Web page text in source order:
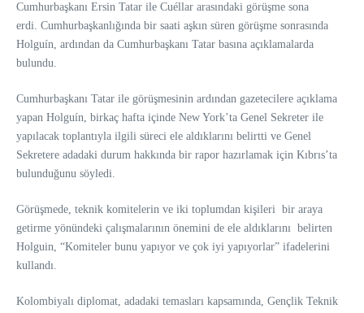
Cumhurbaşkanı Ersin Tatar ile Cuéllar arasındaki görüşme sona
erdi. Cumhurbaşkanlığında bir saati aşkın süren görüşme sonrasında
Holguín, ardından da Cumhurbaşkanı Tatar basına açıklamalarda
bulundu.
Cumhurbaşkanı Tatar ile görüşmesinin ardından gazetecilere açıklama
yapan Holguín, birkaç hafta içinde New York’ta Genel Sekreter ile
yapılacak toplantıyla ilgili süreci ele aldıklarını belirtti ve Genel
Sekretere adadaki durum hakkında bir rapor hazırlamak için Kıbrıs’ta
bulunduğunu söyledi.
Görüşmede, teknik komitelerin ve iki toplumdan kişileri bir araya
getirme yönündeki çalışmalarının önemini de ele aldıklarını belirten
Holguin, “Komiteler bunu yapıyor ve çok iyi yapıyorlar” ifadelerini
kullandı.
Kolombiyalı diplomat, adadaki temasları kapsamında, Gençlik Teknik